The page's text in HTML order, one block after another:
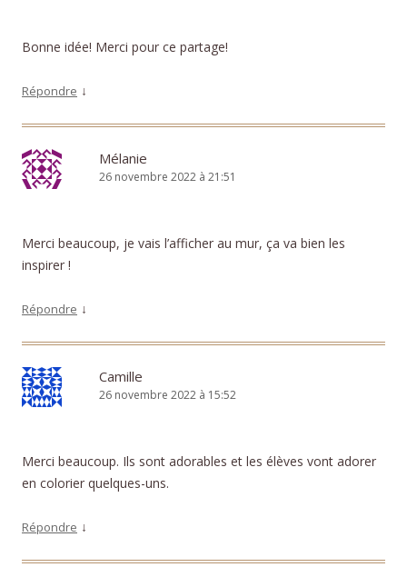
Bonne idée! Merci pour ce partage!
Répondre ↓
Mélanie
26 novembre 2022 à 21:51
Merci beaucoup, je vais l’afficher au mur, ça va bien les
inspirer !
Répondre ↓
Camille
26 novembre 2022 à 15:52
Merci beaucoup. Ils sont adorables et les élèves vont adorer
en colorier quelques-uns.
Répondre ↓